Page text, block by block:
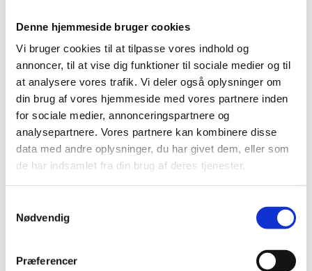
Denne hjemmeside bruger cookies
Vi bruger cookies til at tilpasse vores indhold og
annoncer, til at vise dig funktioner til sociale medier og til
at analysere vores trafik. Vi deler også oplysninger om
din brug af vores hjemmeside med vores partnere inden
for sociale medier, annonceringspartnere og
analysepartnere. Vores partnere kan kombinere disse
data med andre oplysninger, du har givet dem, eller som
de har indsamlet fra din brug af deres tjenester.
Nødvendig
Præferencer
rådgivning":
Vi har en tværfaglig rådgivningsprofil, hvor vi spænder fra
teknisk tung ingeniørviden til dyb, praktisk forståelse for
bygbarhed, økonomi og den gode proces.
Vi har fokus på at tilbyde den enkelte kunde netop den
kompetence- og personlighedsprofil, der skaber det bedste
match for den gode kunderejse.
Læs de fire værdier her